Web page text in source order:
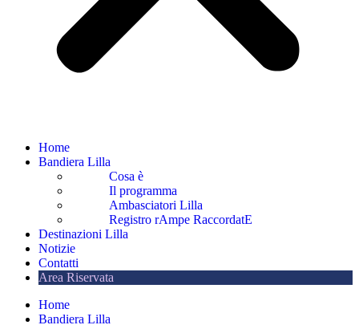
Home
Bandiera Lilla
Cosa è
Il programma
Ambasciatori Lilla
Registro rAmpe RaccordatE
Destinazioni Lilla
Notizie
Contatti
Area Riservata
Home
Bandiera Lilla